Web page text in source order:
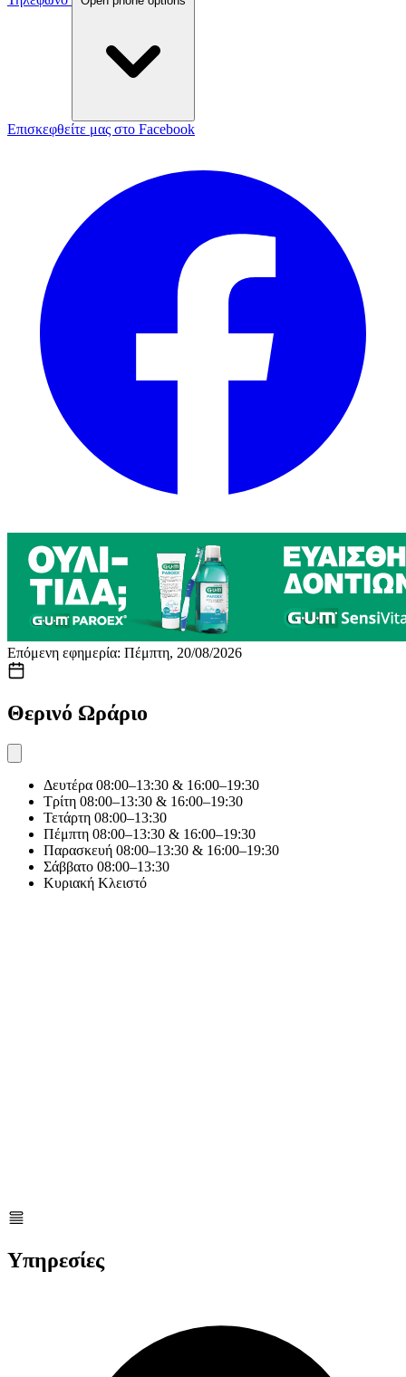
Επισκεφθείτε μας στο Facebook
Επόμενη εφημερία: Πέμπτη, 20/08/2026
Θερινό Ωράριο
Δευτέρα 08:00–13:30 & 16:00–19:30
Τρίτη 08:00–13:30 & 16:00–19:30
Τετάρτη 08:00–13:30
Πέμπτη 08:00–13:30 & 16:00–19:30
Παρασκευή 08:00–13:30 & 16:00–19:30
Σάββατο 08:00–13:30
Κυριακή Κλειστό
Υπηρεσίες